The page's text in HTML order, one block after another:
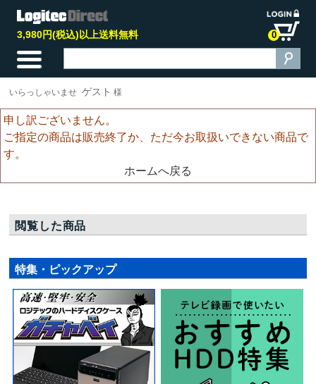
3,980円(税込)以上送料無料 0
いらっしゃいませ ゲスト 様
申し訳ございません。
ご指定の商品は販売終了か、ただ今お取扱いできない商品で
す。
ホームへ戻る
閲覧した商品
特集・ピックアップ